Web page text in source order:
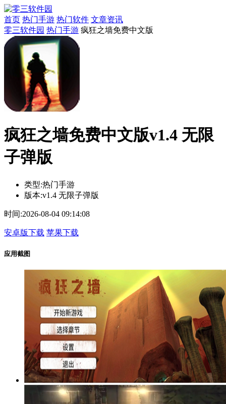
首页 热门手游 热门软件 文章资讯
零三软件园 热门手游 疯狂之墙免费中文版
疯狂之墙免费中文版v1.4 无限
子弹版
类型:热门手游
版本:v1.4 无限子弹版
时间:2026-08-04 09:14:08
安卓版下载 苹果下载
应用截图